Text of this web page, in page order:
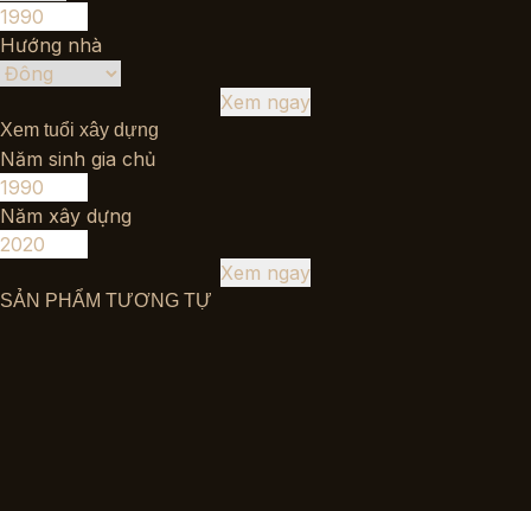
Hướng nhà
Xem ngay
Xem tuổi xây dựng
Năm sinh gia chủ
Năm xây dựng
Xem ngay
SẢN PHẨM TƯƠNG TỰ